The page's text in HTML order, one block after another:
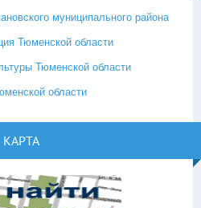
муниципального района
Тюменской области
Тюменской области
области
КАРТА